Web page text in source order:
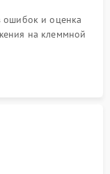
ошибок и оценка
на клеммной
с нагревом,
дверцы.